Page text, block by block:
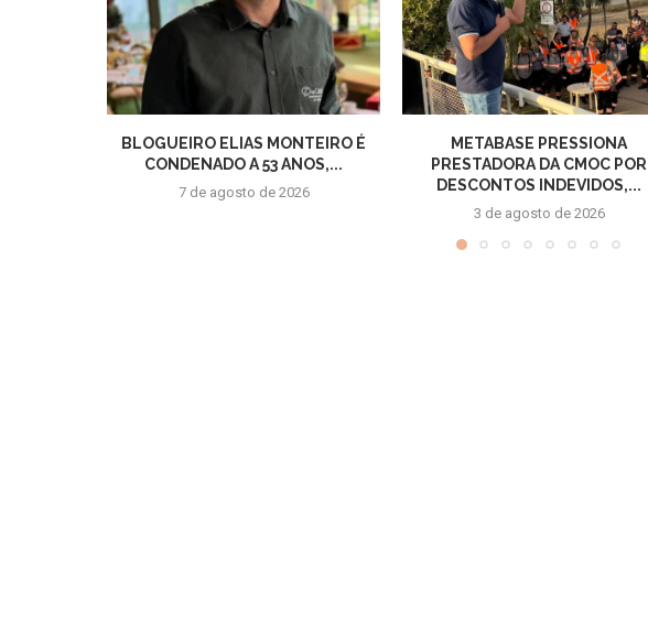
BLOGUEIRO ELIAS MONTEIRO É
CONDENADO A 53 ANOS,...
7 de agosto de 2026
METABASE PRESSIONA
PRESTADORA DA CMOC POR
DESCONTOS INDEVIDOS,...
3 de agosto de 2026